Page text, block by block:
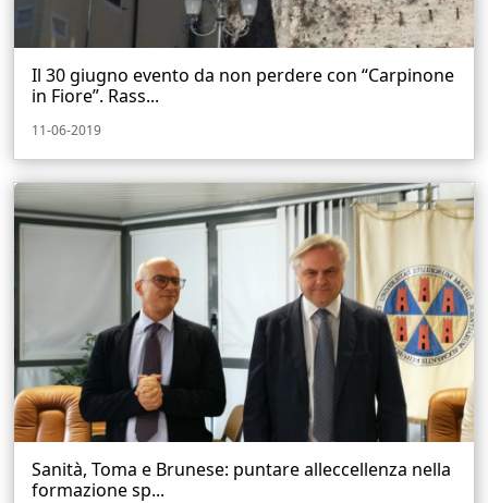
Il 30 giugno evento da non perdere con “Carpinone
in Fiore”. Rass...
11-06-2019
Sanità, Toma e Brunese: puntare alleccellenza nella
formazione sp...